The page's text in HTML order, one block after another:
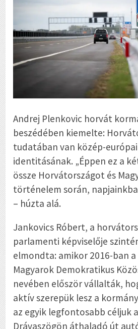
Andrej Plenkovic horvát
beszédében kiemelte:
tudatában van közép-
identitásának. „Éppen ez a
össze Horvátországot és
történelem során,
– húzta alá.
Jankovics Róbert, a
parlamenti képviselője
elmondta: amikor 2016-ban
Magyarok Demokratikus
nevében először vállalták,
aktív szerepük lesz a
az egyik legfontosabb céljuk
Drávaszögön áthaladó út